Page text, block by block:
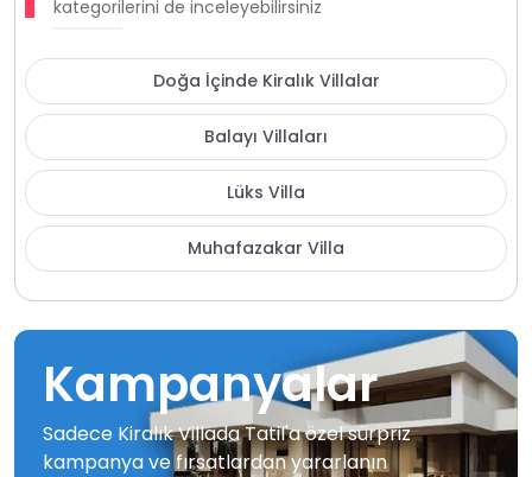
kategorilerini de inceleyebilirsiniz
Doğa İçinde Kiralık Villalar
Balayı Villaları
Lüks Villa
Muhafazakar Villa
Kampanyalar
Sadece Kiralık Villada Tatil'a özel sürpriz
kampanya ve fırsatlardan yararlanın